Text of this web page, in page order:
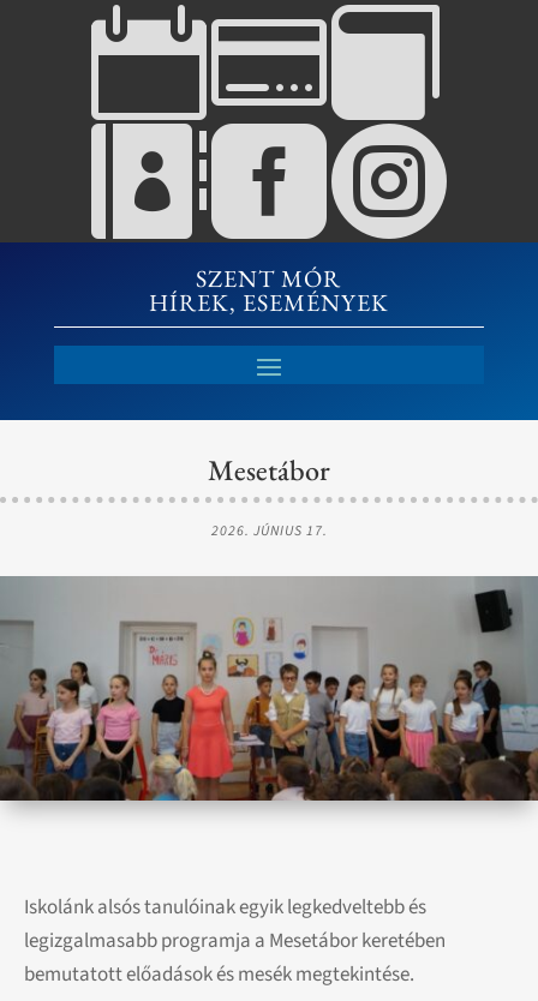


SZENT MÓR
HÍREK, ESEMÉNYEK
Mesetábor
2026. JÚNIUS 17.
Iskolánk alsós tanulóinak egyik legkedveltebb és
legizgalmasabb programja a Mesetábor keretében
bemutatott előadások és mesék megtekintése.